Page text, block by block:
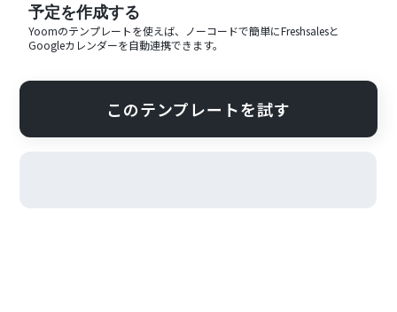
予定を作成する
Yoomのテンプレートを使えば、ノーコードで簡単にFreshsalesと
Googleカレンダーを自動連携できます。
このテンプレートを試す